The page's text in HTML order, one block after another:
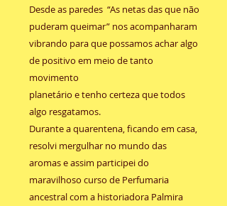
Desde as paredes “As netas das que não
puderam queimar” nos acompanharam
vibrando para que possamos achar algo
de positivo em meio de tanto
movimento
planetário e tenho certeza que todos
algo resgatamos.
Durante a quarentena, ficando em casa,
resolvi mergulhar no mundo das
aromas e assim participei do
maravilhoso curso de Perfumaria
ancestral com a historiadora Palmira